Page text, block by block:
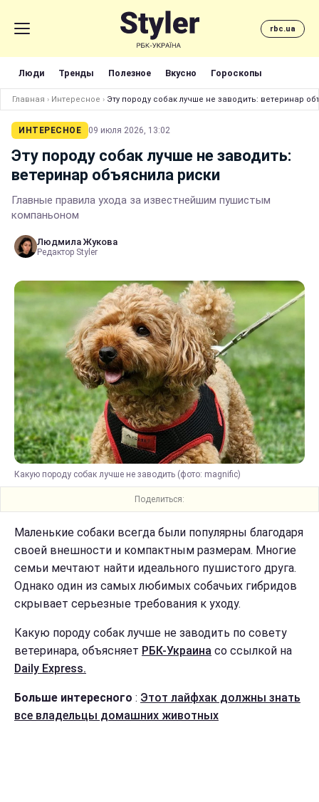
rbc.ua
Люди Тренды Полезное Вкусно Гороскопы
Главная › Интересное › Эту породу собак лучше не заводить: ветеринар
ИНТЕРЕСНОЕ 09 июля 2026, 13:02
Эту породу собак лучше не заводить:
ветеринар объяснила риски
Главные правила ухода за известнейшим пушистым
компаньоном
Людмила Жукова
Редактор Styler
Какую породу собак лучше не заводить (фото: magnific)
Поделиться:
Маленькие собаки всегда были популярны благодаря
своей внешности и компактным размерам. Многие
семьи мечтают найти идеального пушистого друга.
Однако один из самых любимых собачьих гибридов
скрывает серьезные требования к уходу.
Какую породу собак лучше не заводить по совету
ветеринара, объясняет РБК-Украина со ссылкой на
Daily Express.
Больше интересного : Этот лайфхак должны знать
все владельцы домашних животных